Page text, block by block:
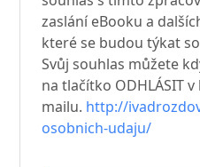
zaslání eBooku a
které se budou týkat
Svůj souhlas můžete
na tlačítko ODHLÁSIT
mailu. http://
osobnich-udaju/